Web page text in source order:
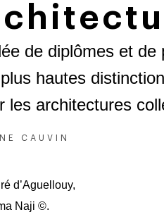
de diplômes et
plus hautes
les architectures
CAUVIN
d’Aguellouy,
Naji ©.